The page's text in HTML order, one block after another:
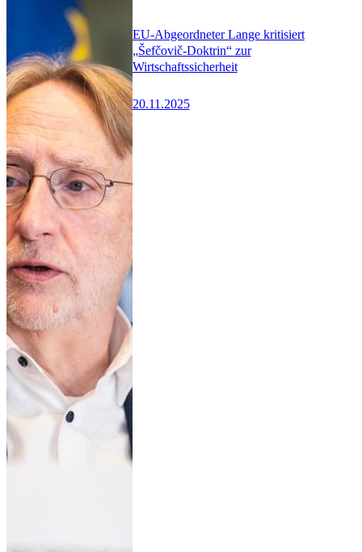
EU-Abgeordneter Lange kritisiert
„Šefčovič-Doktrin“ zur
Wirtschaftssicherheit
20.11.2025